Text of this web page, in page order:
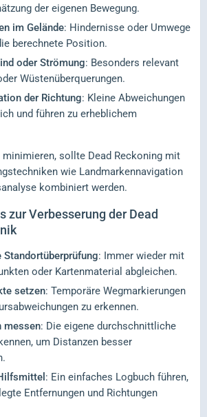
der eigenen Bewegung.
im Gelände: Hindernisse oder Umwege
berechnete Position.
oder Strömung: Besonders relevant
Wüstenüberquerungen.
der Richtung: Kleine Abweichungen
und führen zu erheblichem
minimieren, sollte Dead Reckoning mit
wie Landmarkennavigation
kombiniert werden.
zur Verbesserung der Dead
Standortüberprüfung: Immer wieder mit
oder Kartenmaterial abgleichen.
setzen: Temporäre Wegmarkierungen
zu erkennen.
messen: Die eigene durchschnittliche
um Distanzen besser
: Ein einfaches Logbuch führen,
Entfernungen und Richtungen